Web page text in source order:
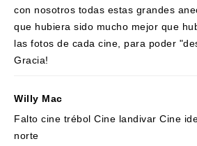
con nosotros todas estas grandes
que hubiera sido mucho mejor que
las fotos de cada cine, para poder
Gracia!
Willy Mac
Falto cine trébol Cine landivar Cine
norte